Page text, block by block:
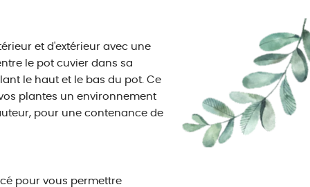
et d'extérieur avec une
le pot cuvier dans sa
le haut et le bas du pot. Ce
plantes un environnement
pour une contenance de
pour vous permettre